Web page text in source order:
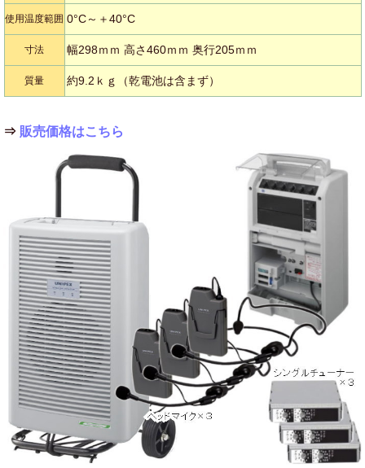
使用温度範囲 0°C～＋40°C
寸法 幅298ｍｍ 高さ460ｍｍ 奥行205ｍｍ
質量 約9.2ｋｇ（乾電池は含まず）
⇒ 販売価格はこちら